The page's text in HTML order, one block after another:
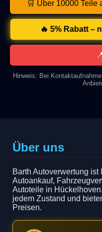
🛒 Über 10000 Teile
🔥 5% Rabatt –
Hinweis: Bei
Über uns
Barth Autoverwertung
Autoankauf,
Autoteile in
jedem Zustand und
Preisen.